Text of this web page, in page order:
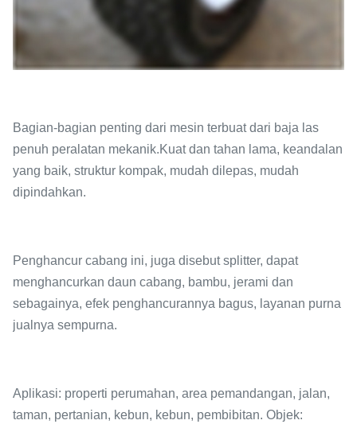
Bagian-bagian penting dari mesin terbuat dari baja las
penuh peralatan mekanik.Kuat dan tahan lama, keandalan
yang baik, struktur kompak, mudah dilepas, mudah
dipindahkan.
Penghancur cabang ini, juga disebut splitter, dapat
menghancurkan daun cabang, bambu, jerami dan
sebagainya, efek penghancurannya bagus, layanan purna
jualnya sempurna.
Aplikasi: properti perumahan, area pemandangan, jalan,
taman, pertanian, kebun, kebun, pembibitan. Objek: